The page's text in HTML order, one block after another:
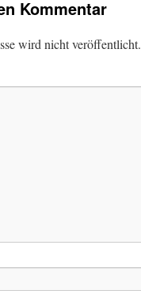
Kommentar
wird nicht veröffentlicht.